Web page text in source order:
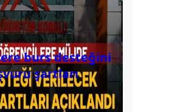
burs desteğini
şartları